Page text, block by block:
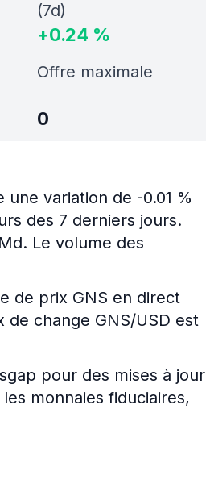
(7d)
+0.24 %
Offre maximale
0
variation de -0.01 %
des 7 derniers jours.
Le volume des
de prix GNS en direct
de change GNS/USD est
pour des mises à jour
monnaies fiduciaires,